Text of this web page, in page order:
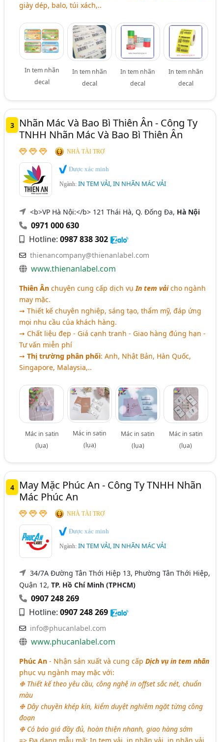
giày dép, balo, túi xách,..
In tem nhãn
decal
In tem nhãn
decal
In tem nhãn
decal
In tem nhãn
decal
3
Nhãn Mác Và Bao Bì Thiên Ân - Công Ty
TNHH Nhãn Mác Và Bao Bì Thiên Ân
NHÀ TÀI TRỢ
Được xác minh
Ngành:IN TEM VẢI, IN NHÃN MÁC VẢI
<b>VP Hà Nội:</b> 121 Thái Hà, Q. Đống Đa, Hà Nội
0971 000 630
Hotline:0987 838 302
thienancompany@thienanlabel.com
www.thienanlabel.com
Thiên Ân chuyên cung cấp dịch vụIn tem vảicho ngành
may mặc.
➙ Thiết kế chuyên nghiệp, sáng tạo, thẩm mỹ, đáp ứng
mọi nhu cầu của khách hàng.
➙ Chất liệu đẹp - Giá cạnh tranh - Giao hàng đúng hạn -
Tư vấn miễn phí
➙Thị trường phân phối: Anh, Nhật Bản, Hàn Quốc,
Singapore, Malaysia,..
Mác in satin
(lụa)
Mác in satin
(lụa)
Mác in satin
(lụa)
Mác in satin
(lụa)
4
May Mặc Phúc An - Công Ty TNHH Nhãn
Mác Phúc An
NHÀ TÀI TRỢ
Được xác minh
Ngành:IN TEM VẢI, IN NHÃN MÁC VẢI
34/7A Đường Tân Thới Hiệp 13, Phường Tân Thới Hiệp,
Quận 12,TP. Hồ Chí Minh (TPHCM)
0907 248 269
Hotline:0907 248 269
info@phucanlabel.com
www.phucanlabel.com
Phúc An - Nhận sản xuất và cung cấpDịch vụ in tem nhãn
phục vụ ngành may mặc với:
❉ Thiết kế theo yêu cầu, công nghệ in offset sắc nét, chuẩn
màu
❉ Dây chuyền khép kín, kiểm duyệt nghiêm ngặt từng công
đoạn
❉ Có báo giá đầy đủ, hoàn thiện nhanh, giao hàng sớm